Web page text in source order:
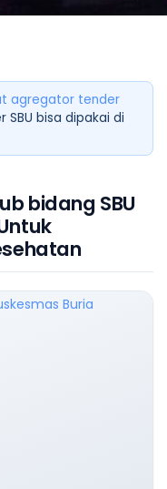
agregator tender
SBU bisa dipakai di
bidang SBU